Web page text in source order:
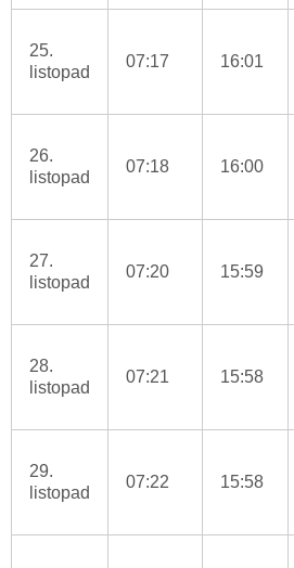
25.
listopad
07:17 16:01
26.
listopad
07:18 16:00
27.
listopad
07:20 15:59
28.
listopad
07:21 15:58
29.
listopad
07:22 15:58